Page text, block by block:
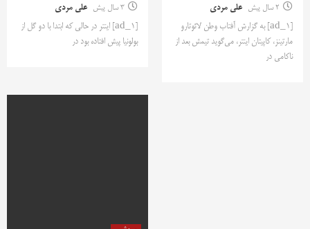
2 سال پیش
علی مردی
[ad_1] به گزارش آفتاب وطن لائوتارو
مارتینز، کاپیتان اینتر، می‌گوید تیمش بعد از
ناکامی در
3 سال پیش
علی مردی
[ad_1] اینتر در حالی که ابتدا با دو گل از
بولونیا پیش افتاده بود در